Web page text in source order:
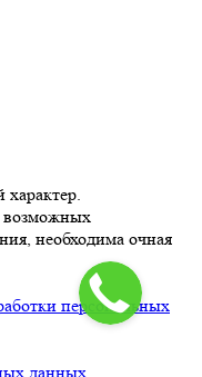
возможных
необходима очная
персональных
данных